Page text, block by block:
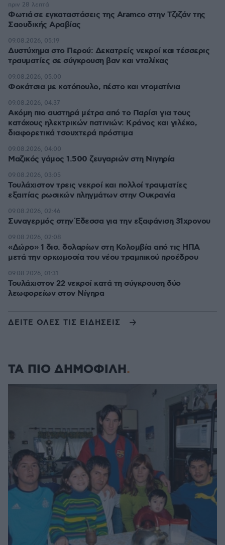
Φωτιά σε εγκαταστάσεις της Aramco στην Τζιζάν της
Σαουδικής Αραβίας
πριν 28 λεπτά
Δυστύχημα στο Περού: Δεκατρείς νεκροί και τέσσερις
τραυματίες σε σύγκρουση βαν και νταλίκας
09.08.2026, 05:19
Φοκάτσια με κοτόπουλο, πέστο και ντοματίνια
09.08.2026, 05:00
Ακόμη πιο αυστηρά μέτρα από το Παρίσι για τους
κατόχους ηλεκτρικών πατινιών: Κράνος και γιλέκο,
διαφορετικά τσουχτερά πρόστιμα
09.08.2026, 04:37
Μαζικός γάμος 1.500 ζευγαριών στη Νιγηρία
09.08.2026, 04:00
Τουλάχιστον τρεις νεκροί και πολλοί τραυματίες
εξαιτίας ρωσικών πληγμάτων στην Ουκρανία
09.08.2026, 03:05
Συναγερμός στην Έδεσσα για την εξαφάνιση 31χρονου
09.08.2026, 02:46
«Δώρο» 1 δισ. δολαρίων στη Κολομβία από τις ΗΠΑ
μετά την ορκωμοσία του νέου τραμπικού προέδρου
09.08.2026, 02:08
Τουλάχιστον 22 νεκροί κατά τη σύγκρουση δύο
λεωφορείων στον Νίγηρα
09.08.2026, 01:31
ΔΕΙΤΕ ΟΛΕΣ ΤΙΣ ΕΙΔΗΣΕΙΣ
ΤΑ ΠΙΟ ΔΗΜΟΦΙΛΗ